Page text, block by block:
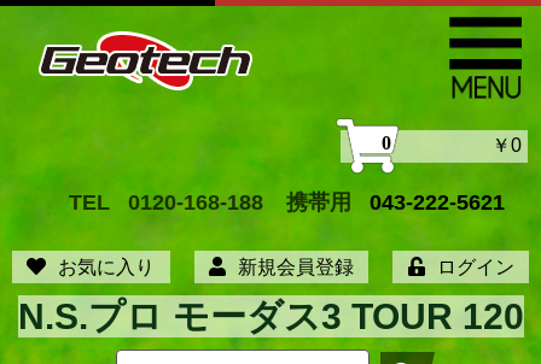
TEL 0120-168-188 携帯用 043-222-5621
お気に入り 新規会員登録 ログイン
0 ￥0
N.S.プロ モーダス3 TOUR 120